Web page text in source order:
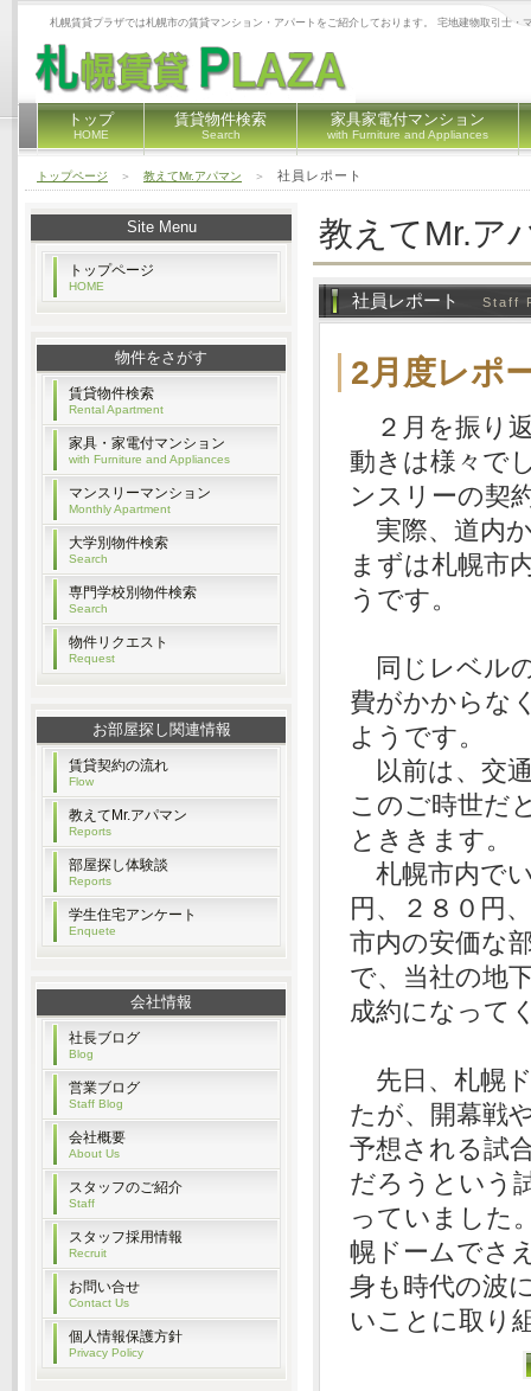
札幌賃貸プラザでは札幌市の賃貸マンション・アパートをご紹介しております。 宅地建物取引士
トップ
HOME
賃貸物件検索
Search
家具家電付マンション
with Furniture and Appliances
トップページ ＞ 教えてMr.アパマン ＞ 社員レポート
教えてMr.ア
社員レポート Staff
2月度レポ
２月を振り
動きは様々で
ンスリーの契
実際、道内
まずは札幌市
うです。
同じレベル
費がかからな
ようです。
以前は、交
このご時世だ
とききます。
札幌市内で
円、２８０円
市内の安価な
で、当社の地
成約になって
先日、札幌
たが、開幕戦
予想される試
だろうという
っていました
幌ドームでさ
身も時代の波
いことに取り
Site Menu
トップページ
HOME
物件をさがす
賃貸物件検索
Rental Apartment
家具・家電付マンション
with Furniture and Appliances
マンスリーマンション
Monthly Apartment
大学別物件検索
Search
専門学校別物件検索
Search
物件リクエスト
Request
お部屋探し関連情報
賃貸契約の流れ
Flow
教えてMr.アパマン
Reports
部屋探し体験談
Reports
学生住宅アンケート
Enquete
会社情報
社長ブログ
Blog
営業ブログ
Staff Blog
会社概要
About Us
スタッフのご紹介
Staff
スタッフ採用情報
Recruit
お問い合せ
Contact Us
個人情報保護方針
Privacy Policy